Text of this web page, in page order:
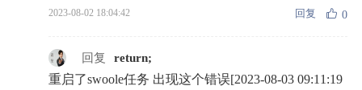
2023-08-02 18:04:42 回复 0
回复 return;
重启了swoole任务 出现这个错误[2023-08-03 09:11:19